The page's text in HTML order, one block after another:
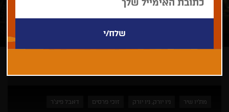
מת'יו שיר ניו יורק, ניו יורק זוכי פרסים דאבל פיצ'ר